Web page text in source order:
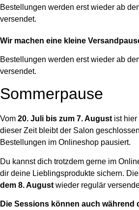
Bestellungen werden erst wieder ab
versendet.
Wir machen eine kleine
Bestellungen werden erst wieder ab
versendet.
Sommerpause
Vom 20. Juli bis zum 7. August ist hier
dieser Zeit bleibt der Salon
Bestellungen im Onlineshop pausiert.
Du kannst dich trotzdem gerne im
dir deine Lieblingsprodukte sichern.
dem 8. August wieder regulär
Die Sessions können auch während